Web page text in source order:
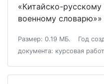
«Китайско-
военному
Размер: 0.19 МБ. Год
документа: курсовая